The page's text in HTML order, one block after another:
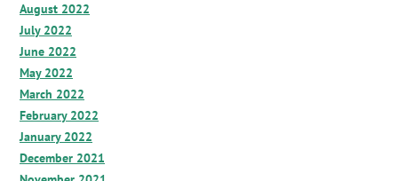
August 2022
July 2022
June 2022
May 2022
March 2022
February 2022
January 2022
December 2021